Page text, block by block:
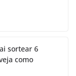
sortear 6
como